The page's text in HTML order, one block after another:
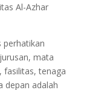
Al-Azhar
perhatikan
mata
fasilitas, tenaga
depan adalah